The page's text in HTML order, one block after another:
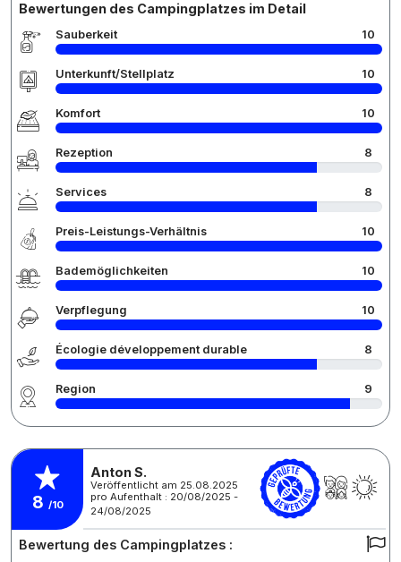
Bewertungen des Campingplatzes im Detail
Sauberkeit 10
Unterkunft/Stellplatz 10
Komfort 10
Rezeption 8
Services 8
Preis-Leistungs-Verhältnis 10
Bademöglichkeiten 10
Verpflegung 10
Écologie développement durable 8
Region 9
8 /10
Anton S.
Veröffentlicht am 25.08.2025
pro Aufenthalt : 20/08/2025 -
24/08/2025
Bewertung des Campingplatzes :